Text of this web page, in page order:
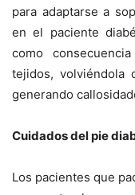
para adaptarse a
en el paciente
como
tejidos, volviéndola
generando
Cuidados del pie
Los pacientes que